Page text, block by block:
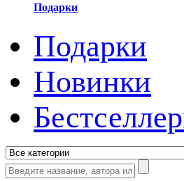
Подарки
Подарки
Новинки